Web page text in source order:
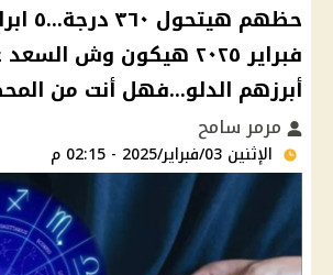
حظهم
فبراير ٢٠٢٥ هيكون وش
أبرزهم الدلو...فهل أنت من
مرمر سامح
الإثنين 03/فبراير/2025 - 02:15 م